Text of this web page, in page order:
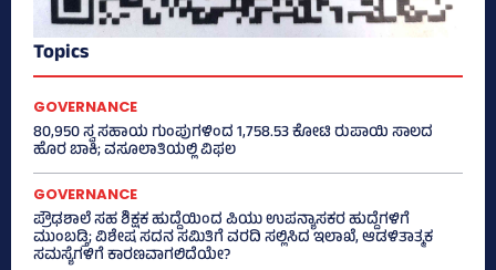
Topics
GOVERNANCE
80,950 ಸ್ವ ಸಹಾಯ ಗುಂಪುಗಳಿಂದ 1,758.53 ಕೋಟಿ ರುಪಾಯಿ ಸಾಲದ
ಹೊರ ಬಾಕಿ; ವಸೂಲಾತಿಯಲ್ಲಿ ವಿಫಲ
GOVERNANCE
ಪ್ರೌಢಶಾಲೆ ಸಹ ಶಿಕ್ಷಕ ಹುದ್ದೆಯಿಂದ ಪಿಯು ಉಪನ್ಯಾಸಕರ ಹುದ್ದೆಗಳಿಗೆ
ಮುಂಬಡ್ತಿ; ವಿಶೇಷ ಸದನ ಸಮಿತಿಗೆ ವರದಿ ಸಲ್ಲಿಸಿದ ಇಲಾಖೆ, ಆಡಳಿತಾತ್ಮಕ
ಸಮಸ್ಯೆಗಳಿಗೆ ಕಾರಣವಾಗಲಿದೆಯೇ?